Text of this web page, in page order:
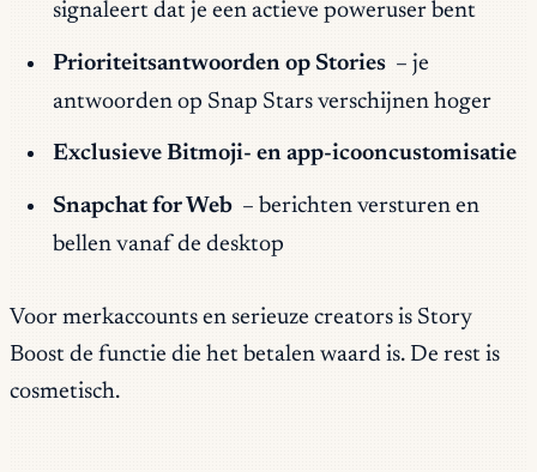
signaleert dat je een actieve poweruser bent
Prioriteitsantwoorden op Stories – je
antwoorden op Snap Stars verschijnen hoger
Exclusieve Bitmoji- en app-icooncustomisatie
Snapchat for Web – berichten versturen en
bellen vanaf de desktop
Voor merkaccounts en serieuze creators is Story
Boost de functie die het betalen waard is. De rest is
cosmetisch.